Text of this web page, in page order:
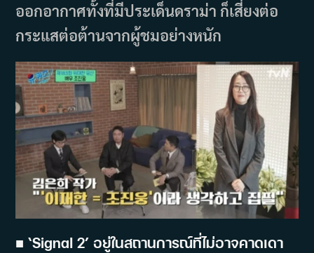
ออกอากาศทั้งที่มีประเด็นดราม่า ก็เสี่ยงต่อ
กระแสต่อต้านจากผู้ชมอย่างหนัก
■ ‘Signal 2’ อยู่ในสถานการณ์ที่ไม่อาจคาดเดา